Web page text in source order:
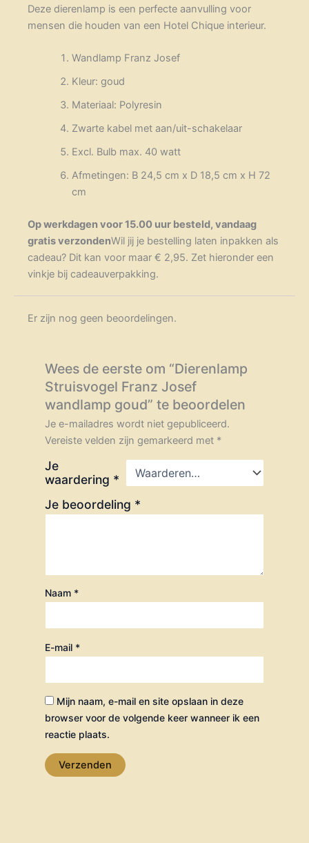
Deze dierenlamp is een perfecte aanvulling voor
mensen die houden van een Hotel Chique interieur.
Wandlamp Franz Josef
Kleur: goud
Materiaal: Polyresin
Zwarte kabel met aan/uit-schakelaar
Excl. Bulb max. 40 watt
Afmetingen: B 24,5 cm x D 18,5 cm x H 72
cm
Op werkdagen voor 15.00 uur besteld, vandaag
gratis verzondenWil jij je bestelling laten inpakken als
cadeau? Dit kan voor maar € 2,95. Zet hieronder een
vinkje bij cadeauverpakking.
Er zijn nog geen beoordelingen.
Wees de eerste om “Dierenlamp
Struisvogel Franz Josef
wandlamp goud” te beoordelen
Je e-mailadres wordt niet gepubliceerd.
Vereiste velden zijn gemarkeerd met *
Je
waardering *
Je beoordeling *
Naam *
E-mail *
Mijn naam, e-mail en site opslaan in deze
browser voor de volgende keer wanneer ik een
reactie plaats.